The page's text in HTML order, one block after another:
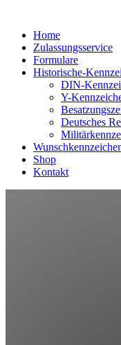
Home
Zulassungsservice
Formulare
Historische-
DIN-
Y-
Deutsches
Shop
Kontakt